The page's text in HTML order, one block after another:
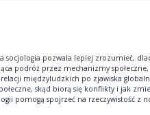
socjologia pozwala lepiej zrozumieć,
podróż przez mechanizmy
międzyludzkich po zjawiska
skąd biorą się konflikty i jak
pomogą spojrzeć na rzeczywistość z